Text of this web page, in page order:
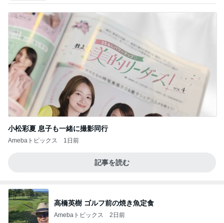
小松彩夏 息子も一緒に撮影同行
Amebaトピックス 1日前
記事を読む
高橋英樹 ゴルフ前の焼き魚定食
Amebaトピックス 2日前